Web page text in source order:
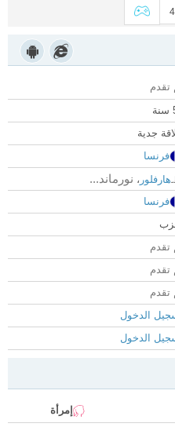
4
تقدم
جدية
فرنسا
هارفلور ، نورماند...
فرنسا
تقدم
تقدم
تقدم
الدخول
الدخول
إمرأة